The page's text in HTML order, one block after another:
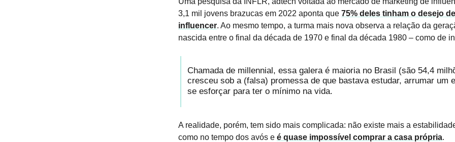
3,1 mil jovens brazucas em 2022 aponta que 75% deles tinham o desejo
influencer. Ao mesmo tempo, a turma mais nova observa a relação da
nascida entre o final da década de 1970 e final da década 1980 – como de
Chamada de millennial, essa galera é maioria no Brasil (são 54,4
cresceu sob a (falsa) promessa de que bastava estudar, arrumar um
se esforçar para ter o mínimo na vida.
A realidade, porém, tem sido mais complicada: não existe mais a
como no tempo dos avós e é quase impossível comprar a casa própria.